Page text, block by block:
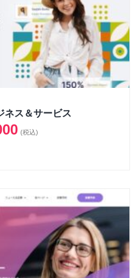
ネス＆サービス
(税込)